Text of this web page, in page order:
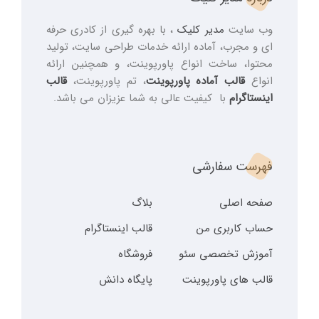
وب سایت مدیر کلیک، با بهره گیری از کادری حرفه
ای و مجرب، آماده ارائه خدمات طراحی سایت، تولید
محتوا، ساخت انواع پاورپوینت، و همچنین ارائه
انواعقالب آماده پاورپوینت، تم پاورپوینت،قالب
اینستاگرام با کیفیت عالی به شما عزیزان می باشد.
فهرست سفارشی
صفحه اصلی
بلاگ
حساب کاربری من
قالب اینستاگرام
آموزش تخصصی سئو
فروشگاه
قالب های پاورپوینت
پایگاه دانش